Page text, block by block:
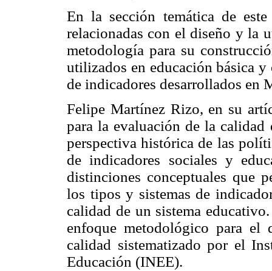
En la sección temática de
relacionadas con el diseño y la
metodología para su
utilizados en educación básica
de indicadores desarrollados en
Felipe Martínez Rizo, en su
para la evaluación de la calidad
perspectiva histórica de las
de indicadores sociales y
distinciones conceptuales que
los tipos y sistemas de
calidad de un sistema
enfoque metodológico para el
calidad sistematizado por el
Educación (INEE).